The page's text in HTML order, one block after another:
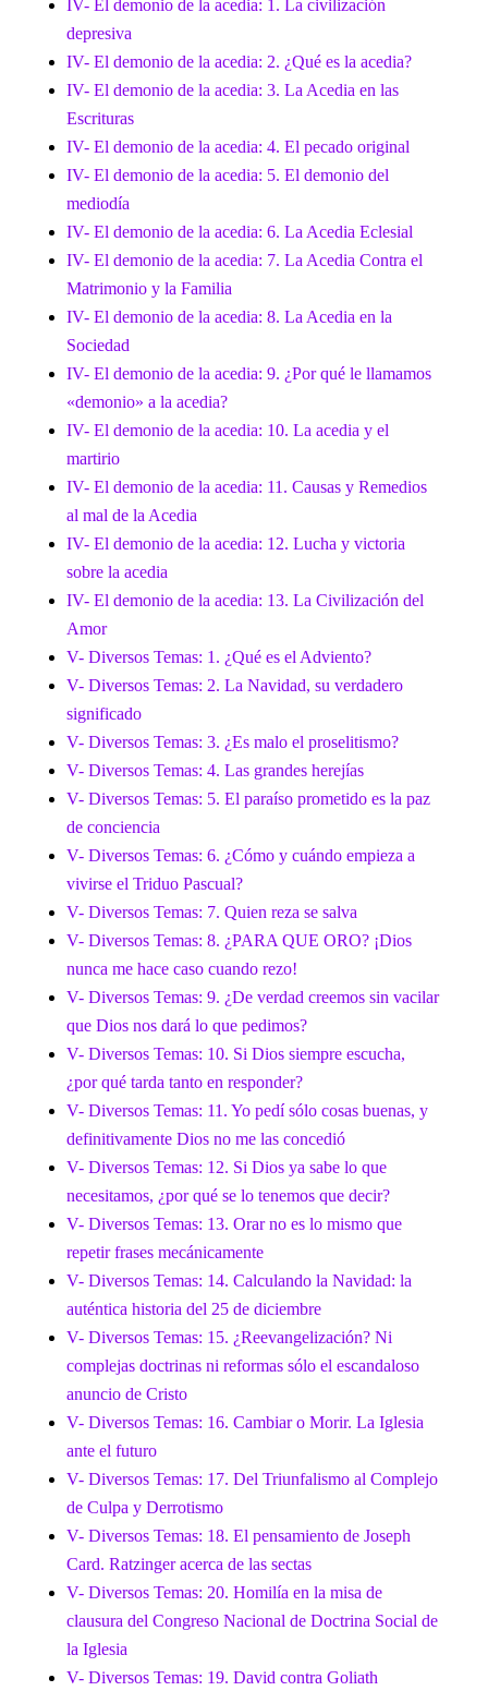
IV- El demonio de la acedia: 1. La civilización
depresiva
IV- El demonio de la acedia: 2. ¿Qué es la acedia?
IV- El demonio de la acedia: 3. La Acedia en las
Escrituras
IV- El demonio de la acedia: 4. El pecado original
IV- El demonio de la acedia: 5. El demonio del
mediodía
IV- El demonio de la acedia: 6. La Acedia Eclesial
IV- El demonio de la acedia: 7. La Acedia Contra el
Matrimonio y la Familia
IV- El demonio de la acedia: 8. La Acedia en la
Sociedad
IV- El demonio de la acedia: 9. ¿Por qué le llamamos
«demonio» a la acedia?
IV- El demonio de la acedia: 10. La acedia y el
martirio
IV- El demonio de la acedia: 11. Causas y Remedios
al mal de la Acedia
IV- El demonio de la acedia: 12. Lucha y victoria
sobre la acedia
IV- El demonio de la acedia: 13. La Civilización del
Amor
V- Diversos Temas: 1. ¿Qué es el Adviento?
V- Diversos Temas: 2. La Navidad, su verdadero
significado
V- Diversos Temas: 3. ¿Es malo el proselitismo?
V- Diversos Temas: 4. Las grandes herejías
V- Diversos Temas: 5. El paraíso prometido es la paz
de conciencia
V- Diversos Temas: 6. ¿Cómo y cuándo empieza a
vivirse el Triduo Pascual?
V- Diversos Temas: 7. Quien reza se salva
V- Diversos Temas: 8. ¿PARA QUE ORO? ¡Dios
nunca me hace caso cuando rezo!
V- Diversos Temas: 9. ¿De verdad creemos sin vacilar
que Dios nos dará lo que pedimos?
V- Diversos Temas: 10. Si Dios siempre escucha,
¿por qué tarda tanto en responder?
V- Diversos Temas: 11. Yo pedí sólo cosas buenas, y
definitivamente Dios no me las concedió
V- Diversos Temas: 12. Si Dios ya sabe lo que
necesitamos, ¿por qué se lo tenemos que decir?
V- Diversos Temas: 13. Orar no es lo mismo que
repetir frases mecánicamente
V- Diversos Temas: 14. Calculando la Navidad: la
auténtica historia del 25 de diciembre
V- Diversos Temas: 15. ¿Reevangelización? Ni
complejas doctrinas ni reformas sólo el escandaloso
anuncio de Cristo
V- Diversos Temas: 16. Cambiar o Morir. La Iglesia
ante el futuro
V- Diversos Temas: 17. Del Triunfalismo al Complejo
de Culpa y Derrotismo
V- Diversos Temas: 18. El pensamiento de Joseph
Card. Ratzinger acerca de las sectas
V- Diversos Temas: 20. Homilía en la misa de
clausura del Congreso Nacional de Doctrina Social de
la Iglesia
V- Diversos Temas: 19. David contra Goliath